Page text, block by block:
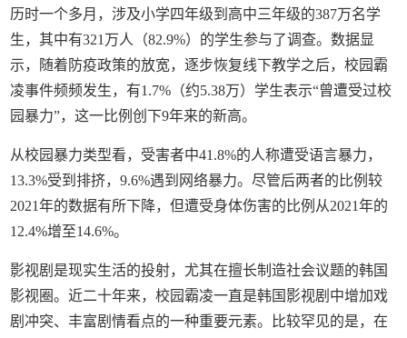
历时一个多月，涉及小学四年级到高中三年级的387万名学
生，其中有321万人（82.9%）的学生参与了调查。数据显
示，随着防疫政策的放宽，逐步恢复线下教学之后，校园霸
凌事件频频发生，有1.7%（约5.38万）学生表示“曾遭受过校
园暴力”，这一比例创下9年来的新高。
从校园暴力类型看，受害者中41.8%的人称遭受语言暴力，
13.3%受到排挤，9.6%遇到网络暴力。尽管后两者的比例较
2021年的数据有所下降，但遭受身体伤害的比例从2021年的
12.4%增至14.6%。
影视剧是现实生活的投射，尤其在擅长制造社会议题的韩国
影视圈。近二十年来，校园霸凌一直是韩国影视剧中增加戏
剧冲突、丰富剧情看点的一种重要元素。比较罕见的是，在